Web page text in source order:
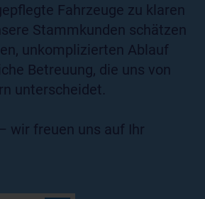
Fahrzeuge zu klaren
Stammkunden schätzen
unkomplizierten Ablauf
Betreuung, die uns von
unterscheidet.
wir freuen uns auf Ihr